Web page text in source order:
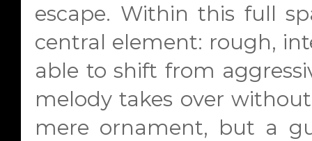
escape. Within this full
central element: rough,
able to shift from
melody takes over
mere ornament, but a